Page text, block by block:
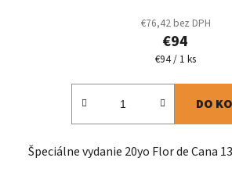
€76,42 bez DPH
€94
Jednotková
€94 / 1 ks
DO
Špeciálne vydanie 20yo Flor de Cana